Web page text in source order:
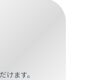
けます。